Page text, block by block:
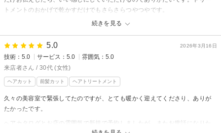
仕上がりとてもお似合いでした(^^)
次回のメンテナンスもお任せください！
嬉しいクチコミ頂き有難う御座います♪
相星慎也
続きを見る
トメントのおかげで乾かすだけでもさらさらつやつやです。
来店者様
先日はご来店頂き有難う御座います♪
今回も来店者様の髪質や髪の状態に合わせて
施術をさせて頂きました◎
気に入って頂き嬉しいです(^^)
次回のメンテナンスもお任せください！
嬉しいクチコミ頂き有難う御座います♪
2026年3月16日
5.0
技術：5.0 サービス：5.0
雰囲気：5.0
来店者さん / 30代 (女性)
ヘアカット 前髪カット ヘアトリートメント
久々の美容室で緊張してたのですが、とても暖かく迎えてくださり、ありが
たかったです。
ヘアカタログとお店の雰囲気で新規で予約しましたが、またお世話になりた